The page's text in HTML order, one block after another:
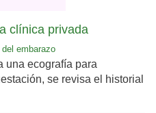
clínica privada
del embarazo
una ecografía para
se revisa el historial